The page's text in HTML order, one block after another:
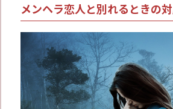
メンヘラ恋人と別れるときの